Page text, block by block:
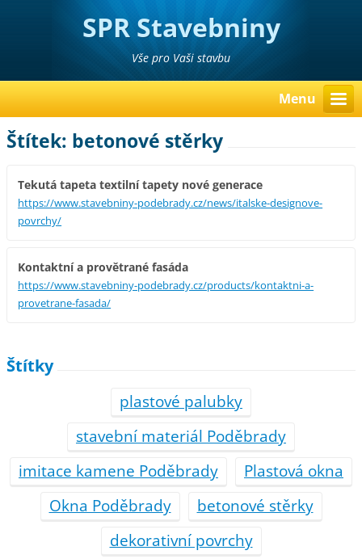
SPR Stavebniny
Poděbrady Pavel Richter
Vše pro Vaši stavbu
Menu
Štítek: betonové stěrky
Tekutá tapeta textilní tapety nové generace
https://www.stavebniny-podebrady.cz/news/italske-designove-
povrchy/
Kontaktní a provětrané fasáda
https://www.stavebniny-podebrady.cz/products/kontaktni-a-
provetrane-fasada/
Štítky
plastové palubky
stavební materiál Poděbrady
imitace kamene Poděbrady
Plastová okna
Okna Poděbrady
betonové stěrky
dekorativní povrchy